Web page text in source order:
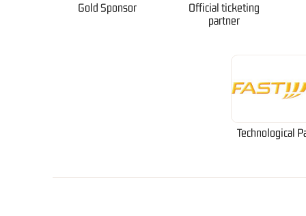
Gold Sponsor
Official ticketing
partner
Technological